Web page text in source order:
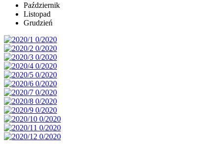
Październik
Listopad
Grudzień